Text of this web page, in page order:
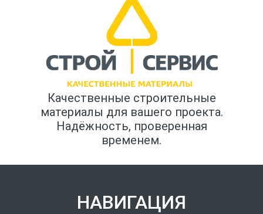
Качественные строительные
материалы для вашего проекта.
Надёжность, проверенная
временем.
НАВИГАЦИЯ